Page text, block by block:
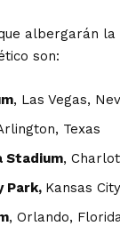
albergarán la
son:
, Las Vegas,
Texas
Stadium,
Park, Kansas
, Orlando,